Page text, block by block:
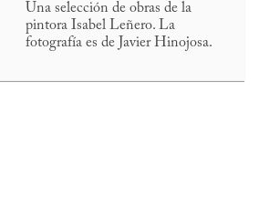
Una selección de obras de la
pintora Isabel Leñero. La
fotografía es de Javier Hinojosa.